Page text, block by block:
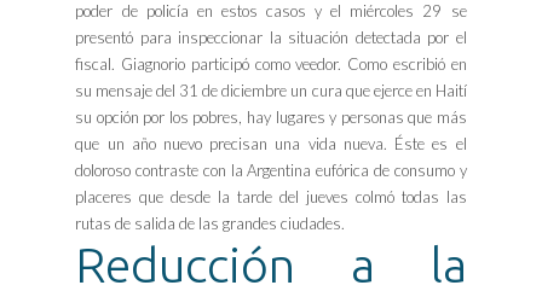
poder de policía en estos casos y el miércoles 29 se
presentó para inspeccionar la situación detectada por el
fiscal. Giagnorio participó como veedor. Como escribió en
su mensaje del 31 de diciembre un cura que ejerce en Haití
su opción por los pobres, hay lugares y personas que más
que un año nuevo precisan una vida nueva. Éste es el
doloroso contraste con la Argentina eufórica de consumo y
placeres que desde la tarde del jueves colmó todas las
rutas de salida de las grandes ciudades.
Reducción a la